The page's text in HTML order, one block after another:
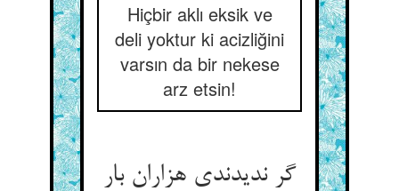
Hiçbir aklı eksik ve
deli yoktur ki acizliğini
varsın da bir nekese
arz etsin!
گر ندیدندی هزاران بار